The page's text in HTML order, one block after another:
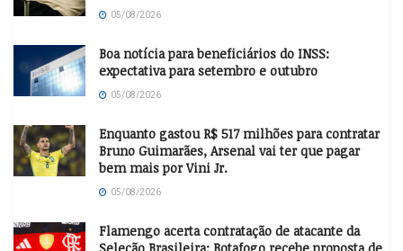
05/08/2026
Boa notícia para beneficiários do INSS:
expectativa para setembro e outubro
05/08/2026
Enquanto gastou R$ 517 milhões para contratar
Bruno Guimarães, Arsenal vai ter que pagar
bem mais por Vini Jr.
05/08/2026
Flamengo acerta contratação de atacante da
Seleção Brasileira; Botafogo recebe proposta de